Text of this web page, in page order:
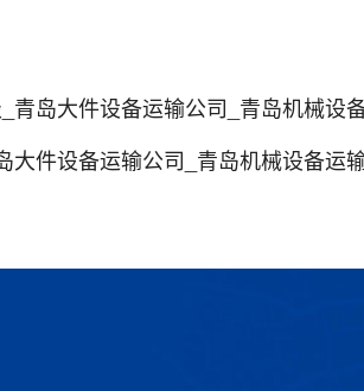
件设备运输公司_青岛机械设备运输公
设备运输公司_青岛机械设备运输公